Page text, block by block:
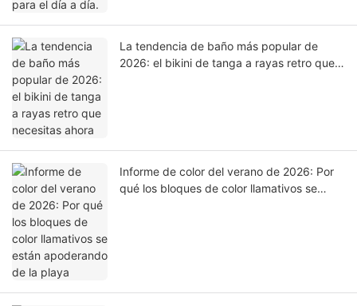
La tendencia de baño más popular de
2026: el bikini de tanga a rayas retro que
Informe de color del verano de 2026: Por
qué los bloques de color llamativos se